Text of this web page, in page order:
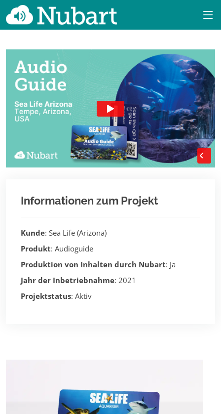
Informationen zum Projekt
Kunde: Sea Life (Arizona)
Produkt: Audioguide
Produktion von Inhalten durch Nubart: Ja
Jahr der Inbetriebnahme: 2021
Projektstatus: Aktiv